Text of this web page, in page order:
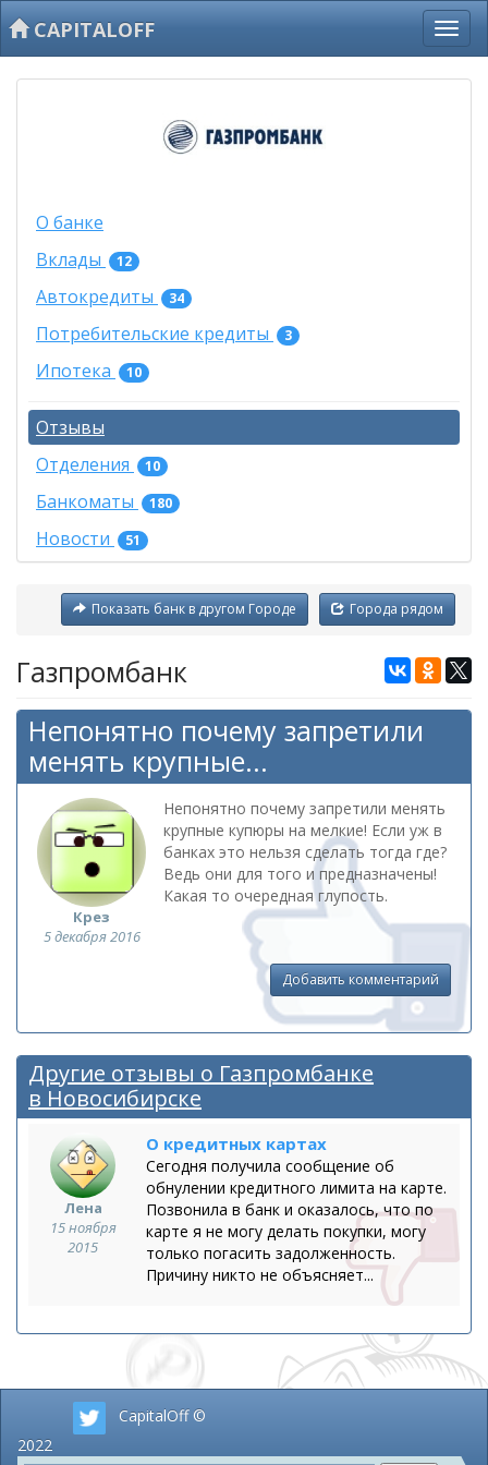
CAPITALOFF
О банке
Вклады
12
Автокредиты 34
Потребительские кредиты 3
Ипотека 10
Отзывы
Отделения
10
Банкоматы 180
Новости 51
Города рядом
Показать банк в другом Городе
Газпромбанк
Непонятно почему запретили
менять крупные...
Крез
5 декабря 2016
Непонятно почему запретили менять
крупные купюры на мелкие! Если уж в
банках это нельзя сделать тогда где?
Ведь они для того и предназначены!
Какая то очередная глупость.
Добавить комментарий
Другие отзывы о Газпромбанке
в Новосибирске
Лена
15 ноября
2015
О кредитных картах
Сегодня получила сообщение об
обнулении кредитного лимита на карте.
Позвонила в банк и оказалось, что по
карте я не могу делать покупки, могу
только погасить задолженность.
Причину никто не объясняет...
CapitalOff ©
2022